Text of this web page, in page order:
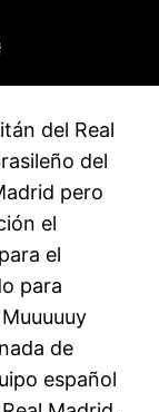
del Real
del
pero
el
el
para
de
español